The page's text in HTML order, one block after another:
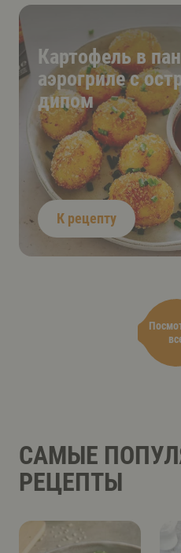
Картофель в
аэрогриле с
дипом
К рецепту
САМЫЕ
РЕЦЕПТЫ